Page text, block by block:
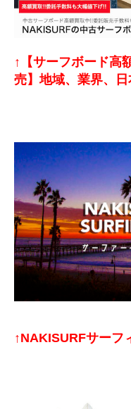
↑【サーフボード高
売】地域、業界、日
↑NAKISURFサーフ